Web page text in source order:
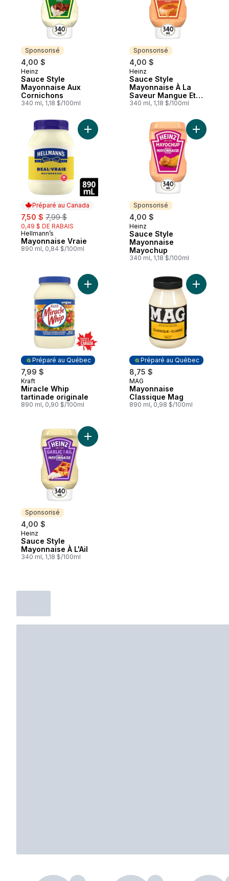
Sponsorisé
4,00 $
Sponsorisé
Heinz
Sauce Style
Mayonnaise Aux
Cornichons
340 ml, 1,18 $/100ml
Sponsorisé
4,00 $
Sponsorisé
Heinz
Sauce Style
Mayonnaise À La
Saveur Mangue Et
Habanero
340 ml, 1,18 $/100ml
Préparé au Canada
sale:
7,50 $ , formerly:
7,99 $
0,49 $ DE RABAIS
Préparé au Canada
Hellmann’s
Mayonnaise Vraie
890 ml, 0,84 $/100ml
Ajouter Mayonnaise Vraie au panier
Sponsorisé
4,00 $
Sponsorisé
Heinz
Sauce Style
Mayonnaise
Mayochup
340 ml, 1,18 $/100ml
Ajouter
Préparé au Québec
7,99 $
Préparé au Québec
Kraft
Miracle Whip
tartinade originale
890 ml, 0,90 $/100ml
Ajouter Miracle Whip tartinade originale
Préparé au Québec
8,75 $
Préparé au Québec
MAG
Mayonnaise
Classique Mag
890 ml, 0,98 $/100ml
Ajouter
Sponsorisé
4,00 $
Sponsorisé
Heinz
Sauce Style
Mayonnaise À L'Ail
340 ml, 1,18 $/100ml
Ajouter Sauce Style Mayonnaise À L'Ail